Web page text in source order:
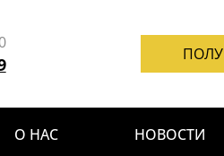
О НАС НОВОСТИ